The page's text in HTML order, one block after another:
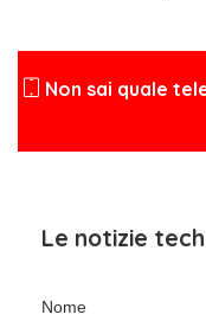
Non sai quale
Le notizie
Nome